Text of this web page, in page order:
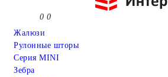
0 0
Жалюзи
Рулонные шторы
Серия MINI
Зебра